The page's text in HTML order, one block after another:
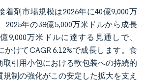
着剤市場規模は2026年に40億9,000万
2025年の38億5,000万米ドルから成長
9,000万米ドルに達する見通しで、
かけてCAGR 6.12%で成長します。食
取引用小包における軟包装への持続的
制の強化がこの安定した拡大を支え